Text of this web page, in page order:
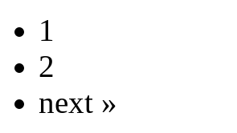
1
2
next »